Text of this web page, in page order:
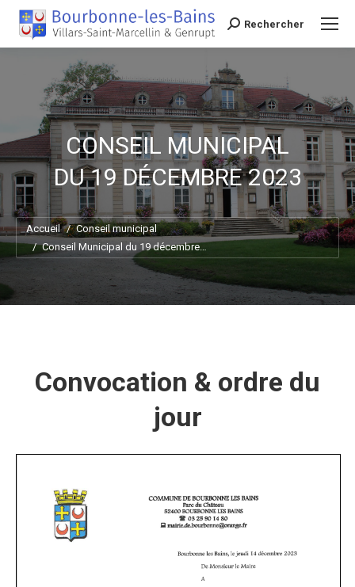
Recherche
Rechercher
CONSEIL MUNICIPAL
DU 19 DÉCEMBRE 2023
Vous êtes ici :
Accueil
Conseil municipal
Conseil Municipal du 19 décembre…
Convocation & ordre du
jour